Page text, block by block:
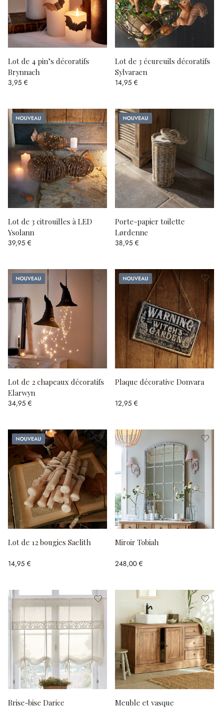
Lot de 4 pin’s décoratifs
Brynnach
3,95 €
Lot de 3 écureuils décoratifs
Sylvaraen
14,95 €
Nouveau
Lot de 3 citrouilles à LED
Ysolann
39,95 €
Nouveau
Porte-papier toilette
Lørdenne
38,95 €
Nouveau
Lot de 2 chapeaux décoratifs
Elarwyn
34,95 €
Nouveau
Plaque décorative Donvara
12,95 €
Nouveau
Lot de 12 bougies Saelith
14,95 €
Miroir Tobiah
248,00 €
Brise-bise Darice
Meuble et vasque